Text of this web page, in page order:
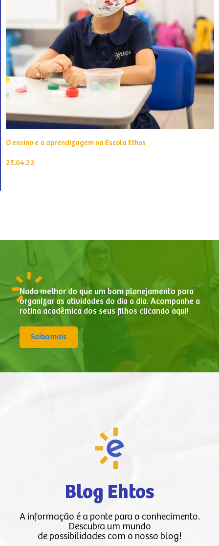
O ensino e a aprendizagem na Escola Ethos
25.04.22
Nada melhor do que um bom planejamento para
organizar as atividades do dia a dia. Acompanhe a
rotina acadêmica dos seus filhos clicando aqui!
Saiba mais
Blog Ehtos
A informação é a ponte para o conhecimento.
Descubra um mundo
de possibilidades com o nosso blog!